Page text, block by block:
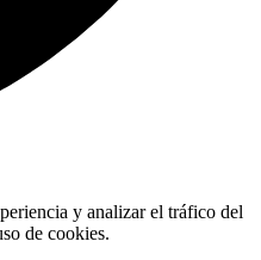
y analizar el tráfico del
de cookies.